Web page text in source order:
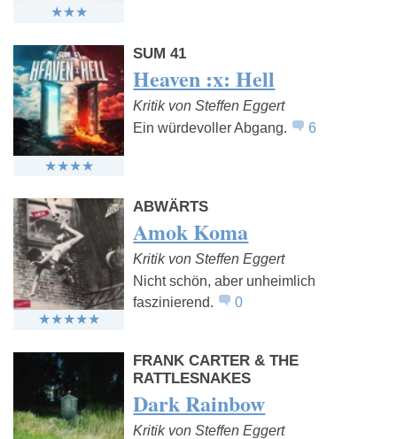
SUM 41
Heaven :x: Hell
Kritik von Steffen Eggert
Ein würdevoller Abgang.
6
ABWÄRTS
Amok Koma
Kritik von Steffen Eggert
Nicht schön, aber unheimlich
faszinierend.
0
FRANK CARTER & THE
RATTLESNAKES
Dark Rainbow
Kritik von Steffen Eggert